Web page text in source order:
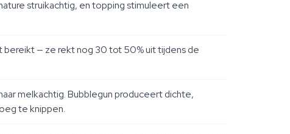
struikachtig, en topping stimuleert een
bereikt — ze rekt nog 30 tot 50% uit tijdens de
melkachtig. Bubblegun produceert dichte,
te knippen.